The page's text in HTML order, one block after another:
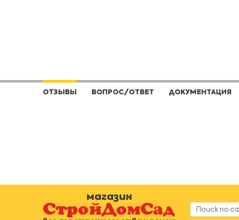
ОТЗЫВЫ ВОПРОС/ОТВЕТ ДОКУМЕНТАЦИЯ
магазин